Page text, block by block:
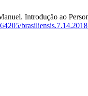
Introdução ao